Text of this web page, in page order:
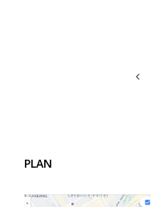
PLAN